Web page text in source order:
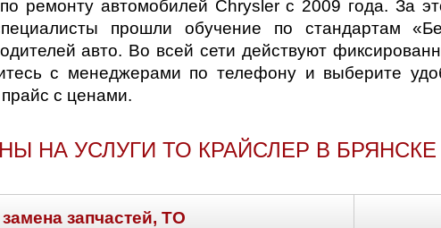
ремонту автомобилей Chrysler с 2009 года. За
прошли обучение по стандартам
авто. Во всей сети действуют
с менеджерами по телефону и выберите
с ценами.
НА УСЛУГИ ТО КРАЙСЛЕР В БРЯНСКЕ
запчастей, ТО